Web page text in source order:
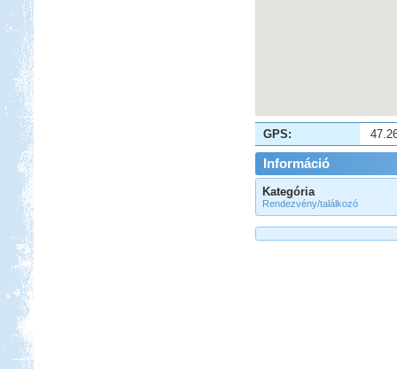
GPS:
Információ
Kategória
Rendezvény/találkozó